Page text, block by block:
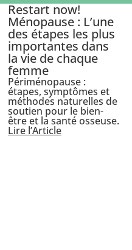
Restart now!
Ménopause : L’une
des étapes les plus
importantes dans
la vie de chaque
femme
Périménopause :
étapes, symptômes et
méthodes naturelles de
soutien pour le bien-
être et la santé osseuse.
Lire l’Article